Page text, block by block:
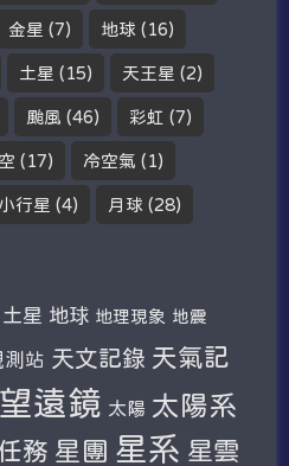
金星 (7) 地球 (16)
土星 (15) 天王星 (2)
颱風 (46) 彩虹 (7)
(17) 冷空氣 (1)
小行星 (4) 月球 (28)
土星 地球 地理現象 地震
測站 天文記錄 天氣記
遠鏡 太陽 太陽系
務 星團 星系 星雲